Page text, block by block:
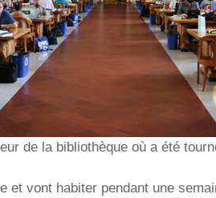
de la bibliothèque où a été
et vont habiter pendant une